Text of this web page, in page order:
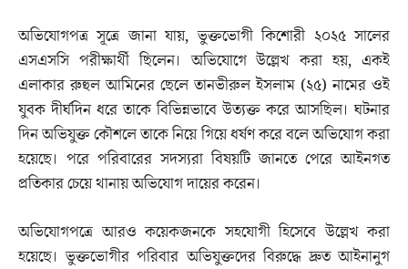
অভিযোগপত্র সূত্রে জানা যায়, ভুক্তভোগী কিশোরী ২০২৫ সালের
এসএসসি পরীক্ষার্থী ছিলেন। অভিযোগে উল্লেখ করা হয়, একই
এলাকার রুহুল আমিনের ছেলে তানভীরুল ইসলাম (২৫) নামের ওই
যুবক দীর্ঘদিন ধরে তাকে বিভিন্নভাবে উত্যক্ত করে আসছিল। ঘটনার
দিন অভিযুক্ত কৌশলে তাকে নিয়ে গিয়ে ধর্ষণ করে বলে অভিযোগ করা
হয়েছে। পরে পরিবারের সদস্যরা বিষয়টি জানতে পেরে আইনগত
প্রতিকার চেয়ে থানায় অভিযোগ দায়ের করেন।
অভিযোগপত্রে আরও কয়েকজনকে সহযোগী হিসেবে উল্লেখ করা
হয়েছে। ভুক্তভোগীর পরিবার অভিযুক্তদের বিরুদ্ধে দ্রুত আইনানুগ